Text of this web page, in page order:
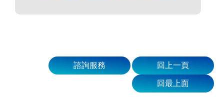
諮詢服務 回上一頁
回最上面